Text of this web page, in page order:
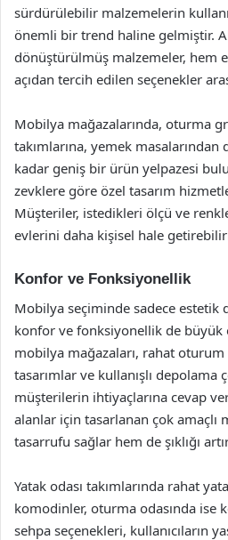
sürdürülebilir malzemelerin
önemli bir trend haline gelmiştir.
dönüştürülmüş malzemeler, hem
açıdan tercih edilen seçenekler
Mobilya mağazalarında, oturma
takımlarına, yemek masalarından
kadar geniş bir ürün yelpazesi
zevklere göre özel tasarım
Müşteriler, istedikleri ölçü ve
evlerini daha kişisel hale
Konfor ve Fonksiyonellik
Mobilya seçiminde sadece estetik
konfor ve fonksiyonellik de büyük
mobilya mağazaları, rahat
tasarımlar ve kullanışlı depolama
müşterilerin ihtiyaçlarına cevap
alanlar için tasarlanan çok amaçlı
tasarrufu sağlar hem de şıklığı
Yatak odası takımlarında rahat
komodinler, oturma odasında ise
sehpa seçenekleri, kullanıcıların